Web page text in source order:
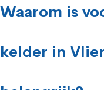
Waarom is
kelder in